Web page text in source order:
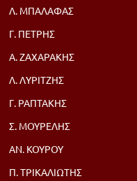
Λ. ΜΠΑΛΑΦΑΣ
Γ. ΠΕΤΡΗΣ
Α. ΖΑΧΑΡΑΚΗΣ
Λ. ΛΥΡΙΤΖΗΣ
Γ. ΡΑΠΤΑΚΗΣ
Σ. ΜΟΥΡΕΛΗΣ
ΑΝ. ΚΟΥΡΟΥ
Π. ΤΡΙΚΑΛΙΩΤΗΣ